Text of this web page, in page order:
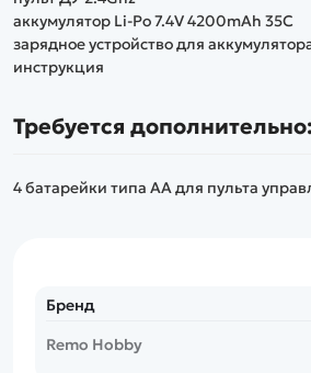
аккумулятор Li-Po 7.4V 4200mAh 35C
зарядное устройство для
инструкция
Требуется дополнительно:
4 батарейки типа АА для пульта
Бренд
Remo Hobby